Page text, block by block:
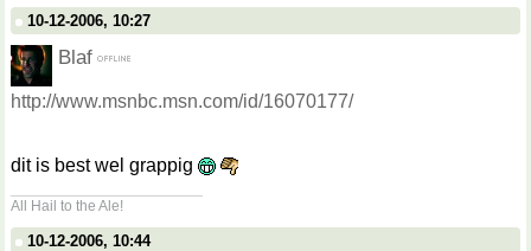
10-12-2006, 10:27
Blaf
http://www.msnbc.msn.com/id/16070177/
dit is best wel grappig
All Hail to the Ale!
10-12-2006, 10:44